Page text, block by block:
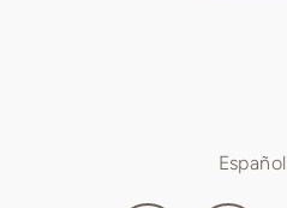
Idioma
Español